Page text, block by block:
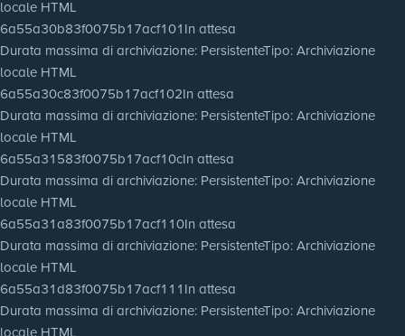
locale HTML
6a55a30b83f0075b17acf101In attesa
Durata massima di archiviazione: PersistenteTipo: Archiviazione
locale HTML
6a55a30c83f0075b17acf102In attesa
Durata massima di archiviazione: PersistenteTipo: Archiviazione
locale HTML
6a55a31583f0075b17acf10cIn attesa
Durata massima di archiviazione: PersistenteTipo: Archiviazione
locale HTML
6a55a31a83f0075b17acf110In attesa
Durata massima di archiviazione: PersistenteTipo: Archiviazione
locale HTML
6a55a31d83f0075b17acf111In attesa
Durata massima di archiviazione: PersistenteTipo: Archiviazione
locale HTML